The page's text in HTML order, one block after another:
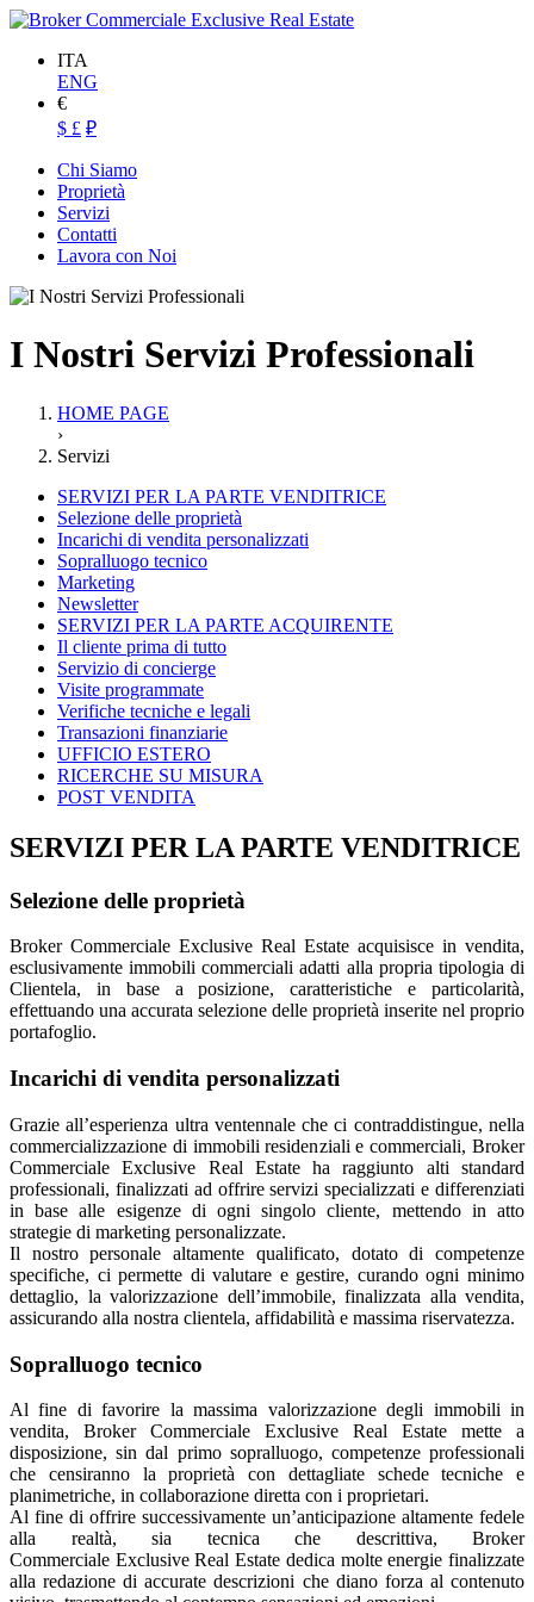
ITA
ENG
€
$ £ ₽
Chi Siamo
Proprietà
Servizi
Contatti
Lavora con Noi
I Nostri Servizi Professionali
HOME PAGE
›
Servizi
SERVIZI PER LA PARTE VENDITRICE
Selezione delle proprietà
Incarichi di vendita personalizzati
Sopralluogo tecnico
Marketing
Newsletter
SERVIZI PER LA PARTE ACQUIRENTE
Il cliente prima di tutto
Servizio di concierge
Visite programmate
Verifiche tecniche e legali
Transazioni finanziarie
UFFICIO ESTERO
RICERCHE SU MISURA
POST VENDITA
SERVIZI PER LA PARTE VENDITRICE
Selezione delle proprietà
Broker Commerciale Exclusive Real Estate acquisisce in vendita,
esclusivamente immobili commerciali adatti alla propria tipologia di
Clientela, in base a posizione, caratteristiche e particolarità,
effettuando una accurata selezione delle proprietà inserite nel proprio
portafoglio.
Incarichi di vendita personalizzati
Grazie all’esperienza ultra ventennale che ci contraddistingue, nella
commercializzazione di immobili residenziali e commerciali, Broker
Commerciale Exclusive Real Estate ha raggiunto alti standard
professionali, finalizzati ad offrire servizi specializzati e differenziati
in base alle esigenze di ogni singolo cliente, mettendo in atto
strategie di marketing personalizzate.
Il nostro personale altamente qualificato, dotato di competenze
specifiche, ci permette di valutare e gestire, curando ogni minimo
dettaglio, la valorizzazione dell’immobile, finalizzata alla vendita,
assicurando alla nostra clientela, affidabilità e massima riservatezza.
Sopralluogo tecnico
Al fine di favorire la massima valorizzazione degli immobili in
vendita, Broker Commerciale Exclusive Real Estate mette a
disposizione, sin dal primo sopralluogo, competenze professionali
che censiranno la proprietà con dettagliate schede tecniche e
planimetriche, in collaborazione diretta con i proprietari.
Al fine di offrire successivamente un’anticipazione altamente fedele
alla realtà, sia tecnica che descrittiva, Broker
Commerciale ExclusiveReal Estate dedica molte energie finalizzate
alla redazione di accurate descrizioni che diano forza al contenuto